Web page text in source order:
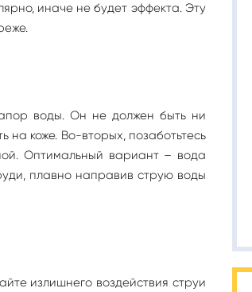
иначе не будет эффекта. Эту
воды. Он не должен быть ни
коже. Во-вторых, позаботьтесь
Оптимальный вариант – вода
плавно направив струю воды
излишнего воздействия струи